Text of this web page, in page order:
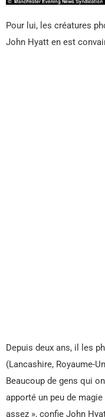
Pour lui, les créatures
John Hyatt en est
Depuis deux ans, il les
(Lancashire, Royaume-
Beaucoup de gens qui
apporté un peu de
assez », confie John